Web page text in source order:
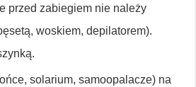
przed zabiegiem nie należy
woskiem, depilatorem).
solarium, samoopalacze) na